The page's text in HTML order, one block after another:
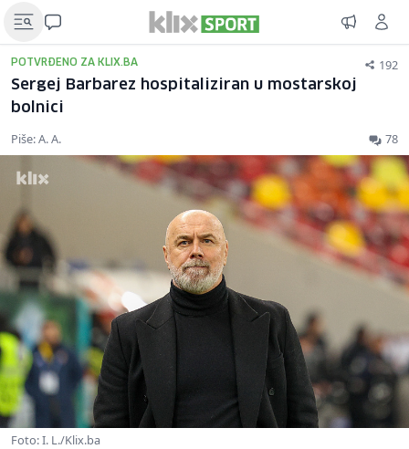
POTVRĐENO ZA KLIX.BA 192
Sergej Barbarez hospitaliziran u mostarskoj
bolnici
Piše: A. A. 78
Foto: I. L./Klix.ba